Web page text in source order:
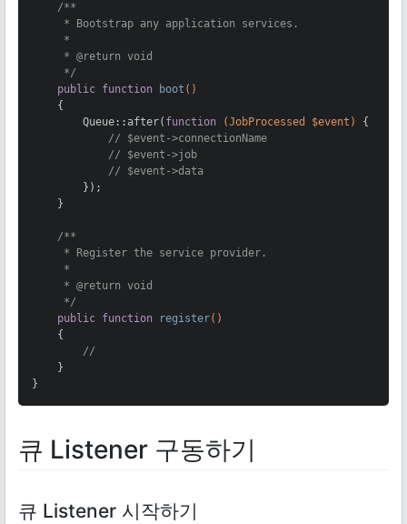
/**
     * Bootstrap any application services.
     *
     *
@return void
     */
public function boot ()
{
        Queue::after(
function (JobProcessed $event)
{
// $event->connectionName
// $event->job
// $event->data
        });
    }
/**
     * Register the service provider.
     *
     *
@return void
     */
public function register()
{
//
    }
}
큐 Listener 구동하기
큐 Listener 시작하기